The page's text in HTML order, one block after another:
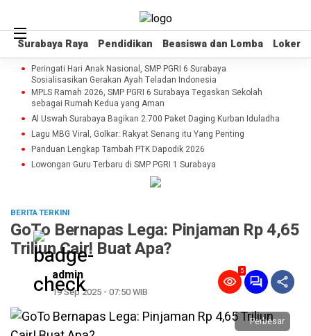
Surabaya Raya Pendidikan Beasiswa dan Lomba Loker
Surabaya Raya Pendidikan Beasiswa dan Lomba Loker
Peringati Hari Anak Nasional, SMP PGRI 6 Surabaya
Sosialisasikan Gerakan Ayah Teladan Indonesia
MPLS Ramah 2026, SMP PGRI 6 Surabaya Tegaskan Sekolah
sebagai Rumah Kedua yang Aman
Al Uswah Surabaya Bagikan 2.700 Paket Daging Kurban Iduladha
Lagu MBG Viral, Golkar: Rakyat Senang itu Yang Penting
Panduan Lengkap Tambah PTK Dapodik 2026
Lowongan Guru Terbaru di SMP PGRI 1 Surabaya
BERITA TERKINI
GoTo Bernapas Lega: Pinjaman Rp 4,65
Triliun Cair! Buat Apa?
admin
19 Sep 2025 - 07:50 WIB
5
Perbesar